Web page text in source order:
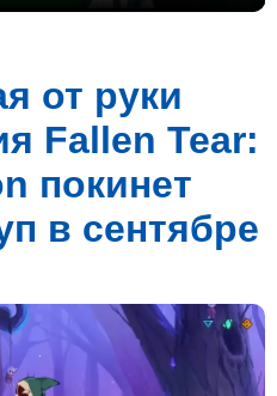
от руки
Fallen Tear:
покинет
в сентябре